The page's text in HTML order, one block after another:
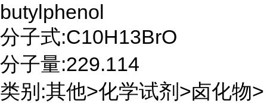
butylphenol
分子式:C10H13BrO
分子量:229.114
类别:其他>化学试剂>卤化物>